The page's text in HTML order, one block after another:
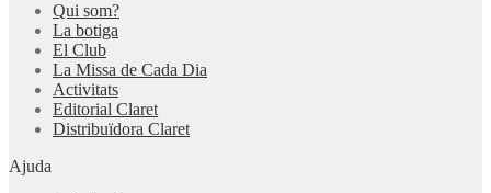
Qui som?
La botiga
El Club
La Missa de Cada Dia
Activitats
Editorial Claret
Distribuïdora Claret
Ajuda